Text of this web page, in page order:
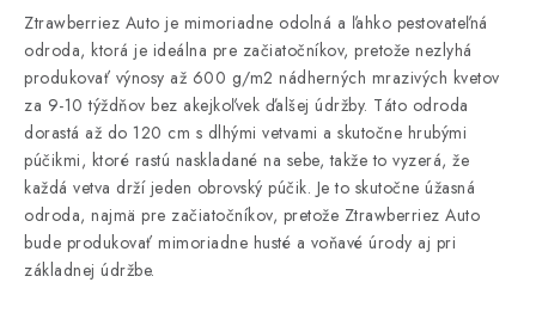
Ztrawberriez Auto je mimoriadne odolná a ľahko pestovateľná
odroda, ktorá je ideálna pre začiatočníkov, pretože nezlyhá
produkovať výnosy až 600 g/m2 nádherných mrazivých kvetov
za 9-10 týždňov bez akejkoľvek ďalšej údržby. Táto odroda
dorastá až do 120 cm s dlhými vetvami a skutočne hrubými
púčikmi, ktoré rastú naskladané na sebe, takže to vyzerá, že
každá vetva drží jeden obrovský púčik. Je to skutočne úžasná
odroda, najmä pre začiatočníkov, pretože Ztrawberriez Auto
bude produkovať mimoriadne husté a voňavé úrody aj pri
základnej údržbe.